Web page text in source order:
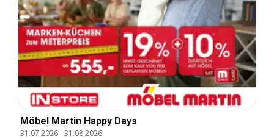
Möbel Martin Happy Days
31.07.2026-31.08.2026